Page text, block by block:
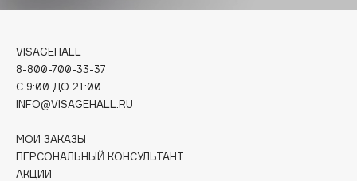
Chupa Chups
Clarette
Clarins
Clinique
Clive Christian
VISAGEHALL
8-800-700-33-37
C 9:00 ДО 21:00
INFO@VISAGEHALL.RU
МОИ ЗАКАЗЫ
ПЕРСОНАЛЬНЫЙ КОНСУЛЬТАНТ
АКЦИИ